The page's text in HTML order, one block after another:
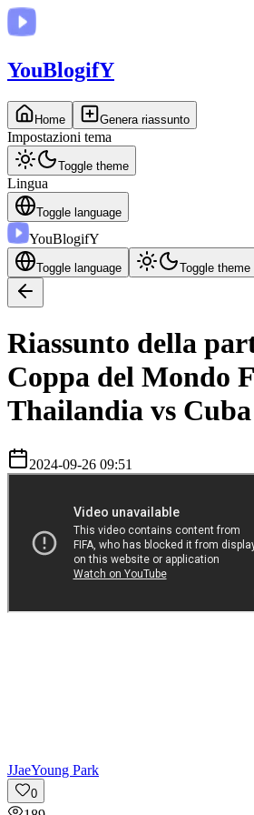
YouBlogifY
Home Genera riassunto
Impostazioni tema
Toggle theme
Lingua
Toggle language
YouBlogifY
Toggle language Toggle theme
Riassunto della
Coppa del Mondo
Thailandia vs Cuba
2024-09-26 09:51
JJaeYoung Park
0